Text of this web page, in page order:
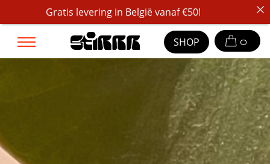
SHOP 0
Gratis levering in België vanaf €50!